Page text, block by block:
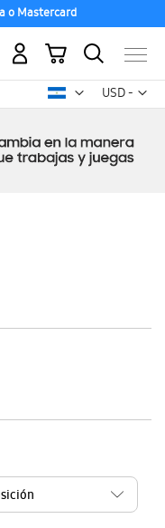
o Mastercard
USD -
dólar
Mi carrito